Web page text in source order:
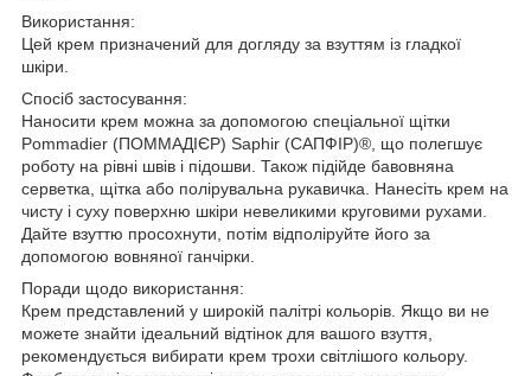
Використання:
Цей крем призначений для догляду за взуттям із гладкої
шкіри.
Спосіб застосування:
Наносити крем можна за допомогою спеціальної щітки
Pommadier (ПОММАДІЄР) Saphir (САПФІР)®, що полегшує
роботу на рівні швів і підошви. Також підійде бавовняна
серветка, щітка або полірувальна рукавичка. Нанесіть крем на
чисту і суху поверхню шкіри невеликими круговими рухами.
Дайте взуттю просохнути, потім відполіруйте його за
допомогою вовняної ганчірки.
Поради щодо використання:
Крем представлений у широкій палітрі кольорів. Якщо ви не
можете знайти ідеальний відтінок для вашого взуття,
рекомендується вибирати крем трохи світлішого кольору.